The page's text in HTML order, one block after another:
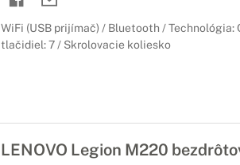
WiFi (USB prijímač) / Bluetooth /
tlačidiel: 7 / Skrolovacie koliesko
LENOVO Legion M220